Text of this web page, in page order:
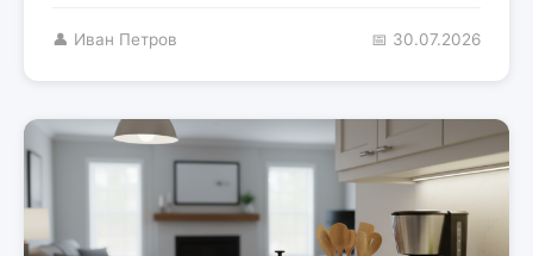
👤 Иван Петров 📅 30.07.2026